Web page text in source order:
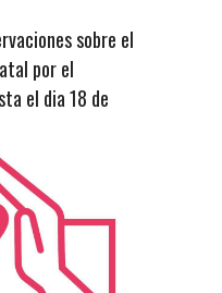
sobre el
por el
el dia 18 de